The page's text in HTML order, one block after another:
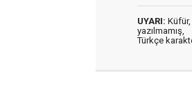
UYARI:
yazılmamış,
Türkçe